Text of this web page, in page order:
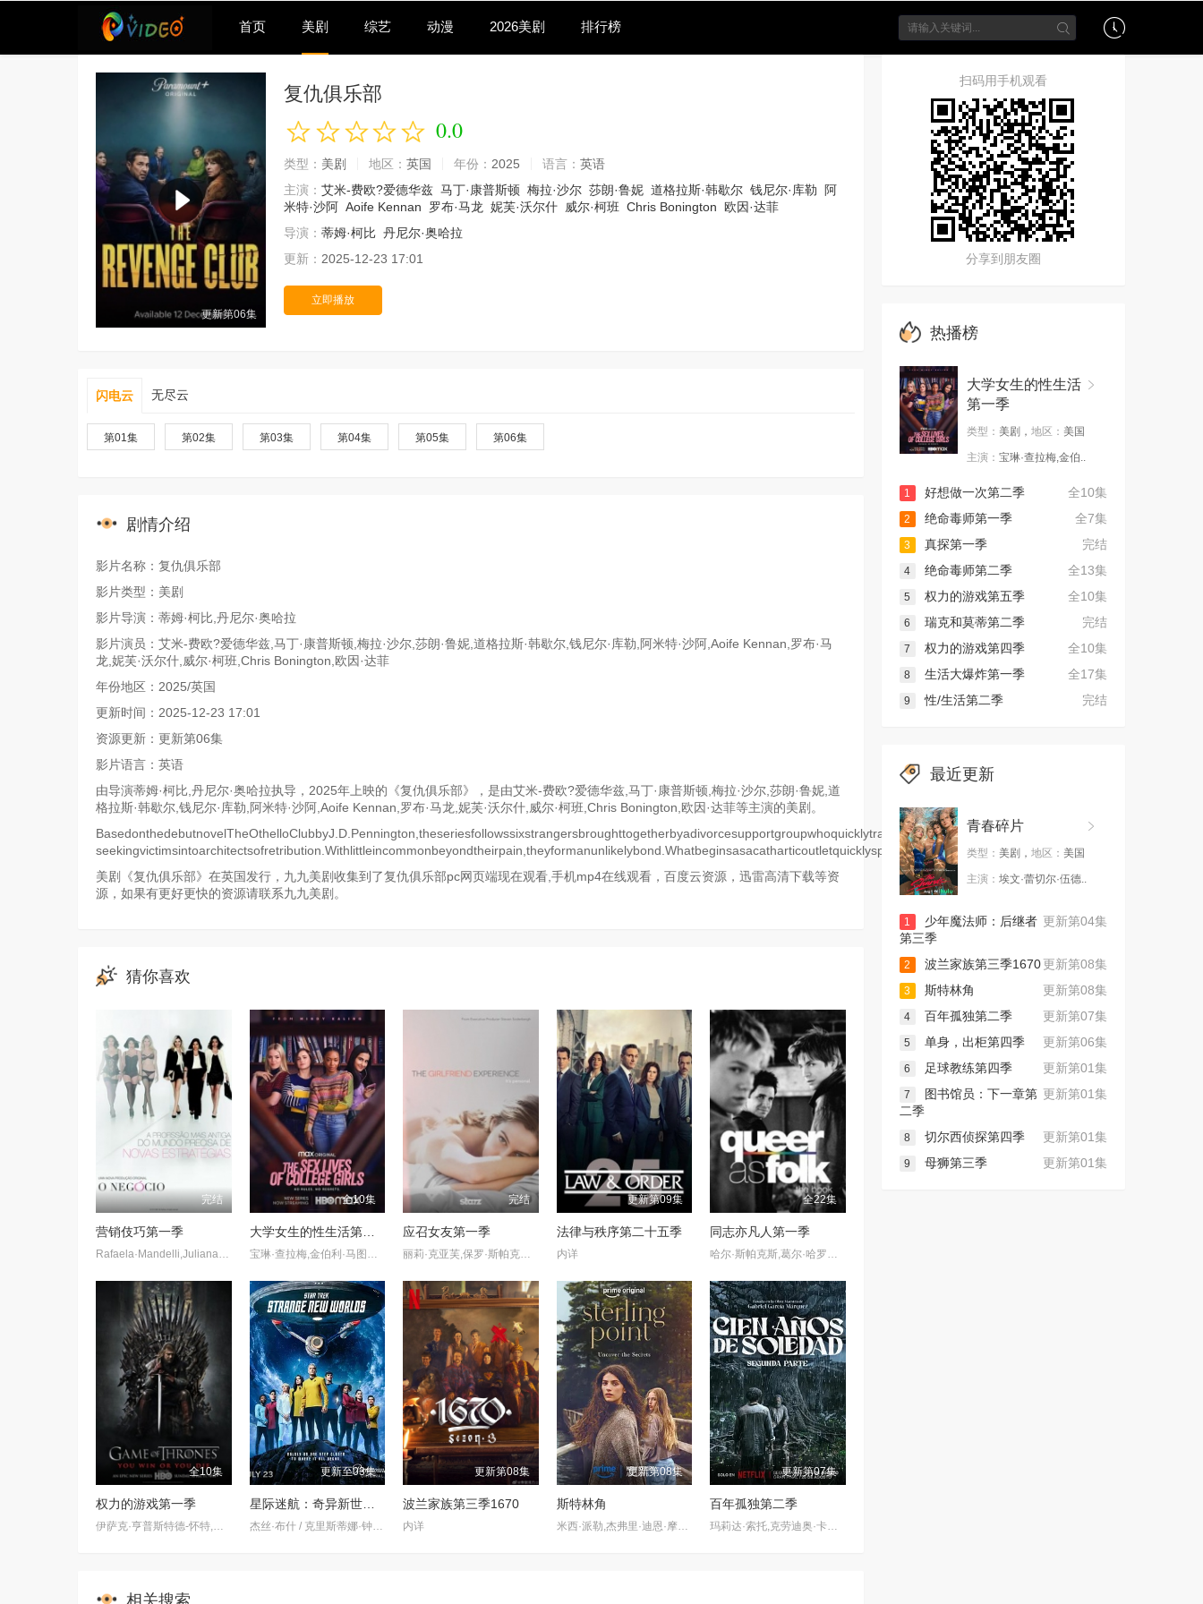
首页 美剧 综艺 动漫 2026美剧 排行榜
更新第06集
复仇俱乐部
0.0
类型： 美剧 地区： 英国 年份： 2025 语言： 英语
主演： 艾米-费欧?爱德华兹 马丁·康普斯顿 梅拉·沙尔 莎朗·鲁妮 道格拉斯·韩歇尔 钱尼尔·库勒
阿
米特·沙阿 Aoife Kennan 罗布·马龙 妮芙·沃尔什 威尔·柯班 Chris Bonington 欧因·达菲
导演： 蒂姆·柯比 丹尼尔·奥哈拉
更新： 2025-12-23 17:01
立即播放
闪电云 无尽云
第01集 第02集 第03集 第04集 第05集 第06集
剧情介绍
影片名称：复仇俱乐部
影片类型：美剧
影片导演：蒂姆·柯比,丹尼尔·奥哈拉
影片演员：艾米-费欧?爱德华兹,马丁·康普斯顿,梅拉·沙尔,莎朗·鲁妮,道格拉斯·韩歇尔,钱尼尔·库勒,阿米特·沙阿,Aoife Kennan,罗布·马
龙,妮芙·沃尔什,威尔·柯班,Chris Bonington,欧因·达菲
年份地区：2025/英国
更新时间：2025-12-23 17:01
资源更新：更新第06集
影片语言：英语
由导演蒂姆·柯比,丹尼尔·奥哈拉执导，2025年上映的《复仇俱乐部》，是由艾米-费欧?爱德华兹,马丁·康普斯顿,梅拉·沙尔,莎朗·鲁妮,道
格拉斯·韩歇尔,钱尼尔·库勒,阿米特·沙阿,Aoife Kennan,罗布·马龙,妮芙·沃尔什,威尔·柯班,Chris Bonington,欧因·达菲等主演的美剧。
BasedonthedebutnovelTheOthelloClubbyJ.D.Pennington,theseriesfollowssixstrangersbroughttogetherbyadivorcesupportgroupwhoquicklytransformfromtherapy-
seekingvictimsintoarchitectsofretribution.Withlittleincommonbeyondtheirpain,theyformanunlikelybond.Whatbeginsasacatharticoutletquicklyspiralsintosomethingfarmoredangerous.
美剧《复仇俱乐部》在英国发行，九九美剧收集到了复仇俱乐部pc网页端现在观看,手机mp4在线观看，百度云资源，迅雷高清下载等资
源，如果有更好更快的资源请联系九九美剧。
猜你喜欢
完结
营销伎巧第一季
Rafaela·Mandelli,Juliana·Schalch,Michelle·Batista,João·Gabriel·Vasconcellos,Gabriel·Godoy,Guilherme·Weber
全10集
大学女生的性生活第一季
宝琳·查拉梅,金伯利·马图拉,米多莉·弗朗西斯,劳伦·斯宾瑟,史蒂芬·瓜里诺,卡维·拉德尼尔,马特·马洛伊,嘉文·莱特伍德,肯尼迪·利·斯洛克姆,马修·戈尔德,莱西·哈特塞尔,罗布·许贝尔,莱克斯·金,佩吉·陆,雪莉·谢波德,妮可·沙利文,吉利安·阿美娜特
完结
应召女友第一季
丽莉·克亚芙,保罗·斯帕克斯,玛丽·莱恩·莱杰斯库,亚历桑德拉·卡斯蒂略,肖恩·本森,德鲁·尼尔森,凯特·林恩·希尔,詹姆斯·吉尔伯特,Kate·Hewlett,Neil·Whitely,Ann·Pirvu
更新第09集
法律与秩序第二十五季
内详
全22集
同志亦凡人第一季
哈尔·斯帕克斯,葛尔·哈罗德,兰迪·哈里森,斯科特·洛威尔,彼得·派格,克里斯·波特,米歇尔·科鲁尼,西娅·吉尔,莎朗·格拉斯,Jack·Wetherall
全10集
权力的游戏第一季
更新至03集
星际迷航：奇异新世界第四季
杰丝·布什 / 克里斯蒂娜·钟 / 西莉亚·罗丝·古丁 / 阿德里安·霍姆斯 / 克里斯汀·霍恩 / 丹·让诺特 / 卡罗尔·凯恩 / 亚历克丝·卡普 / 安松·蒙特 / Chris Myers / 梅利莎·纳维亚 / 比安卡·努加拉 / 基利安·奥沙利文 / 巴布斯·奥卢桑莫昆 / 帕顿·奥斯瓦尔特
更新第08集
波兰家族第三季1670
内详
更新第08集
斯特林角
更新第07集
百年孤独第二季
相关搜索
扫码用手机观看
分享到朋友圈
热播榜
大学女生的性生活
第一季
类型： 美剧， 地区： 美国
主演： 宝琳·查拉梅,金伯..
全10集
1
好想做一次第二季
全7集
2
绝命毒师第一季
完结
3
真探第一季
全13集
4
绝命毒师第二季
全10集
5
权力的游戏第五季
完结
6
瑞克和莫蒂第二季
全10集
7
权力的游戏第四季
全17集
8
生活大爆炸第一季
完结
9 性/生活第二季
最近更新
青春碎片
类型： 美剧， 地区： 美国
主演： 埃文·蕾切尔·伍德..
更新第04集
1
少年魔法师：后继者
第三季
更新第08集
2
波兰家族第三季1670
更新第08集
3
斯特林角
更新第07集
4
百年孤独第二季
更新第06集
5
单身，出柜第四季
更新第01集
6
足球教练第四季
更新第01集
7
图书馆员：下一章第
二季
更新第01集
8
切尔西侦探第四季
更新第01集
9 母狮第三季